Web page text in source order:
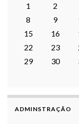
1
2
8
9
15
16
22
23
29
30
ADMINSTRAÇÃO